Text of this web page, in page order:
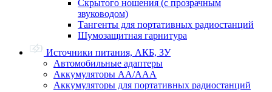
Скрытого ношения (с прозрачным
звуководом)
Тангенты для портативных радиостанций
Шумозащитная гарнитура
Источники питания, АКБ, ЗУ
Автомобильные адаптеры
Аккумуляторы АА/ААА
Аккумуляторы для портативных радиостанций